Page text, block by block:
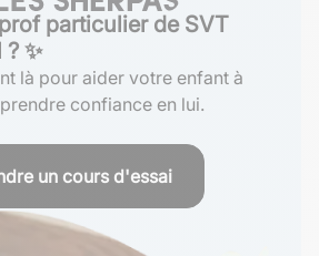
particulier de SVT
✨
là pour aider votre enfant à
confiance en lui.
un cours d'essai